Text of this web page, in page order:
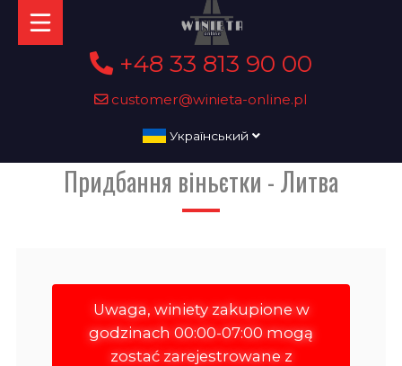
+48 33 813 90 00
customer@winieta-online.pl
Український
Придбання віньєтки - Литва
Uwaga, winiety zakupione w
godzinach 00:00-07:00 mogą
zostać zarejestrowane z